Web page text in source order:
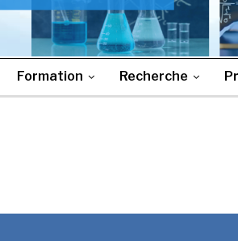
Formation Recherche